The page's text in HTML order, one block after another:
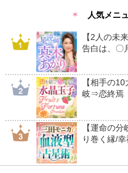
人気メニ
【2人の未
告白は、〇
【相手の
岐⇒恋終焉
【運命の
り巻く縁/